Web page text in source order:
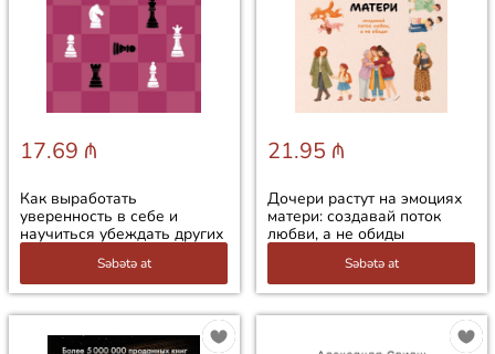
17.69 ₼
Как выработать
уверенность в себе и
научиться убеждать других
Səbətə at
21.95 ₼
Дочери растут на эмоциях
матери: создавай поток
любви, а не обиды
Səbətə at